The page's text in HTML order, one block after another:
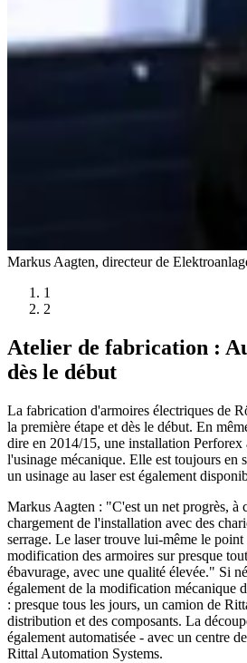
Markus Aagten, directeur de
1
2
Atelier de fabrication :
dès le début
La fabrication d'armoires électriques de
la première étape et dès le début. En
dire en 2014/15, une installation Perforex
l'usinage mécanique. Elle est toujours en
un usinage au laser est également
Markus Aagten : "C'est un net progrès, à
chargement de l'installation avec des
serrage. Le laser trouve lui-même le point
modification des armoires sur presque
ébavurage, avec une qualité élevée." Si
également de la modification mécanique
: presque tous les jours, un camion de
distribution et des composants. La
également automatisée - avec un centre
Rittal Automation Systems.